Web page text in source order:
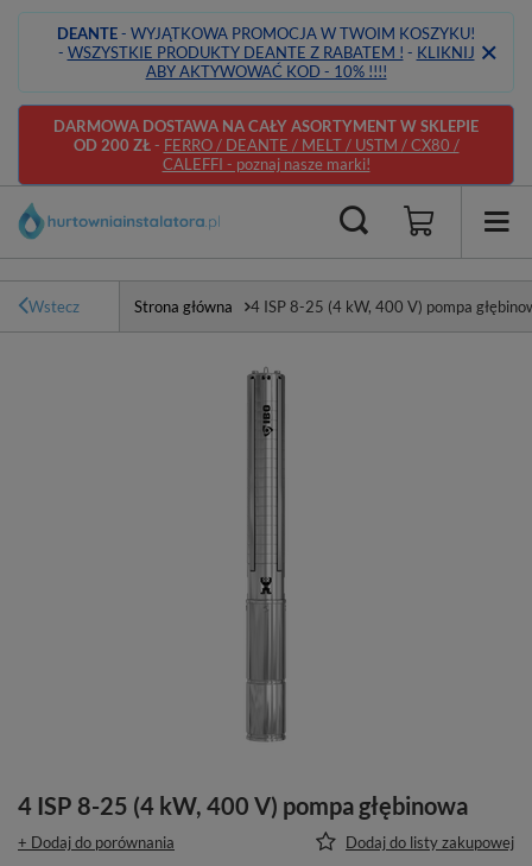
DEANTE- WYJĄTKOWA PROMOCJA W TWOIM KOSZYKU!
- WSZYSTKIE PRODUKTY DEANTE Z RABATEM ! - KLIKNIJ
ABY AKTYWOWAĆ KOD - 10% !!!!
DARMOWA DOSTAWA NA CAŁY ASORTYMENT W SKLEPIE
OD 200 ZŁ- FERRO / DEANTE / MELT / USTM / CX80 /
CALEFFI - poznaj nasze marki!
Wstecz Strona główna 4 ISP 8-25 (4 kW, 400 V) pompa
4 ISP 8-25 (4 kW, 400 V) pompa głębinowa
+ Dodaj do porównania Dodaj do listy zakupowej